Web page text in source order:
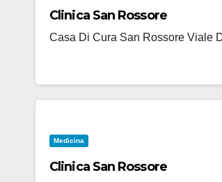
Clinica San Rossore
Casa Di Cura San Rossore Viale
Medicina
Clinica San Rossore